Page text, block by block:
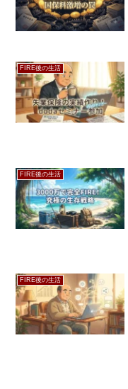
FIRE後の生活
FIRE後の生活
FIRE後の生活